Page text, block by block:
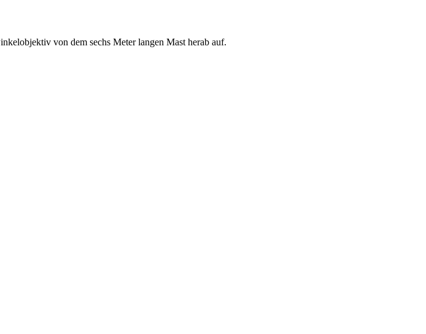
von dem sechs Meter langen Mast herab auf.